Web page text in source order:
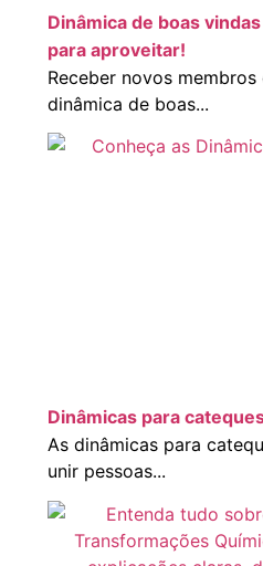
Dinâmica de boas
para aproveitar!
Receber novos
dinâmica de boas...
Dinâmicas para
As dinâmicas para
unir pessoas...